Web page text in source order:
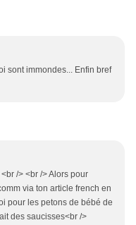
sont immondes... Enfin bref
/> <br /> Alors pour
via ton article french en
pour les petons de bébé de
des saucisses<br />